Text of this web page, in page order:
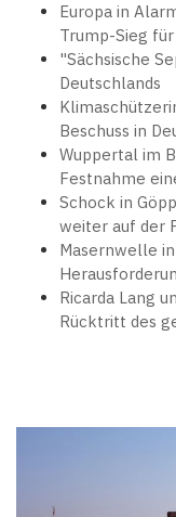
Europa in
Trump-Sieg
"Sächsische
Deutschlands
Beschuss in
Wuppertal im
Festnahme
Schock in
weiter auf der
Masernwelle
Ricarda Lang
Rücktritt des